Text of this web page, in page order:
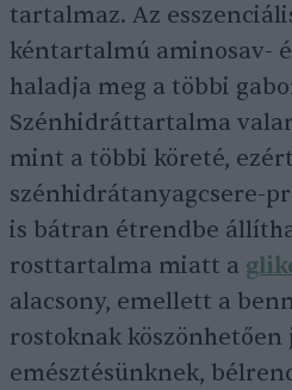
tartalmaz. Az
kéntartalmú aminosav-
haladja meg a többi
Szénhidráttartalma
mint a többi köreté,
szénhidrátanyagcsere-
is bátran étrendbe
rosttartalma miatt a
alacsony, emellett a
rostoknak köszönhetően
emésztésünknek,